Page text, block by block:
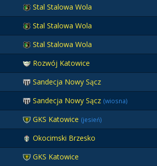
Stal Stalowa Wola
Stal Stalowa Wola
Stal Stalowa Wola
Rozwój Katowice
Sandecja Nowy Sącz
Sandecja Nowy Sącz (wiosna)
GKS Katowice (jesień)
Okocimski Brzesko
GKS Katowice